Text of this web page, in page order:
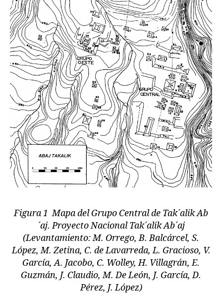
Figura 1 Mapa del Grupo Central de Tak´alik Ab
´aj. Proyecto Nacional Tak´alik Ab´aj
(Levantamiento: M. Orrego, B. Balcárcel, S.
López, M. Zetina, C. de Lavarreda, L. Gracioso, V.
García, A. Jacobo, C. Wolley, H. Villagrán, E.
Guzmán, J. Claudio, M. De León, J. García, D.
Pérez, J. López)